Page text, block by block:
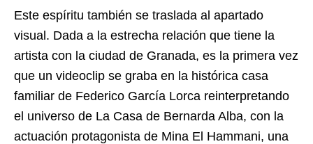
Este espíritu también se traslada al apartado
visual. Dada a la estrecha relación que tiene la
artista con la ciudad de Granada, es la primera vez
que un videoclip se graba en la histórica casa
familiar de Federico García Lorca reinterpretando
el universo de La Casa de Bernarda Alba, con la
actuación protagonista de Mina El Hammani, una